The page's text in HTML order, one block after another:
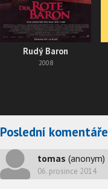
Rudý Baron
2008
Poslední komentáře
tomas (anonym)
06. prosince 2014